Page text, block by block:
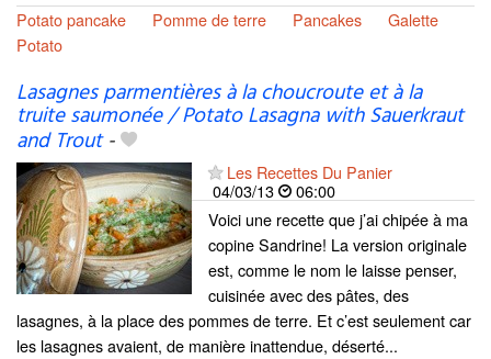
Potato pancake
Pomme de terre Pancakes
Galette
Potato
Lasagnes parmentières à la choucroute et à la
truite saumonée / Potato Lasagna with Sauerkraut
and Trout-
Les Recettes Du Panier
04/03/13
06:00
Voici une recette que j’ai chipée à ma
copine Sandrine! La version originale
est, comme le nom le laisse penser,
cuisinée avec des pâtes, des
lasagnes, à la place des pommes de terre. Et c’est seulement car
les lasagnes avaient, de manière inattendue, déserté...